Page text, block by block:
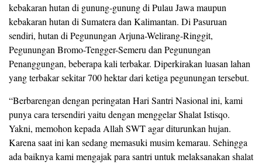
kebakaran hutan di gunung-gunung di Pulau Jawa maupun
kebakaran hutan di Sumatera dan Kalimantan. Di Pasuruan
sendiri, hutan di Pegunungan Arjuna-Welirang-Ringgit,
Pegunungan Bromo-Tengger-Semeru dan Pegunungan
Penanggungan, beberapa kali terbakar. Diperkirakan luasan lahan
yang terbakar sekitar 700 hektar dari ketiga pegunungan tersebut.
“Berbarengan dengan peringatan Hari Santri Nasional ini, kami
punya cara tersendiri yaitu dengan menggelar Shalat Istisqo.
Yakni, memohon kepada Allah SWT agar diturunkan hujan.
Karena saat ini kan sedang memasuki musim kemarau. Sehingga
ada baiknya kami mengajak para santri untuk melaksanakan shalat